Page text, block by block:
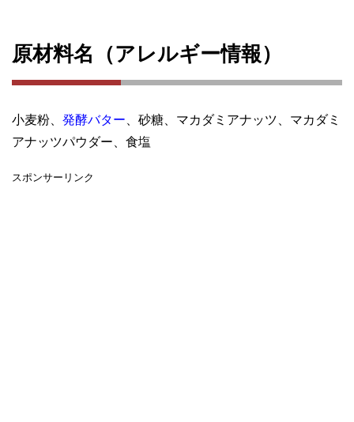
原材料名（アレルギー情報）
小麦粉、 発酵バター 、砂糖、マカダミアナッツ、マカダミ
アナッツパウダー、食塩
スポンサーリンク